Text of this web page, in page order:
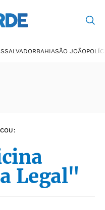
SALVADORBAHIASÃO JOÃO
Legal"